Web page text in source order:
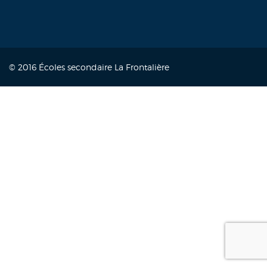
© 2016 Écoles secondaire La Frontalière